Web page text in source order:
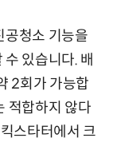
공청소 기능을
있습니다. 배
2회가 가능합
적합하지 않다
스타터에서 크